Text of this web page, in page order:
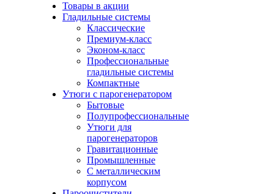
Товары в акции
Гладильные системы
Классические
Премиум-класс
Эконом-класс
Профессиональные
гладильные системы
Компактные
Утюги с парогенератором
Бытовые
Полупрофессиональные
Утюги для
парогенераторов
Гравитационные
Промышленные
С металлическим
корпусом